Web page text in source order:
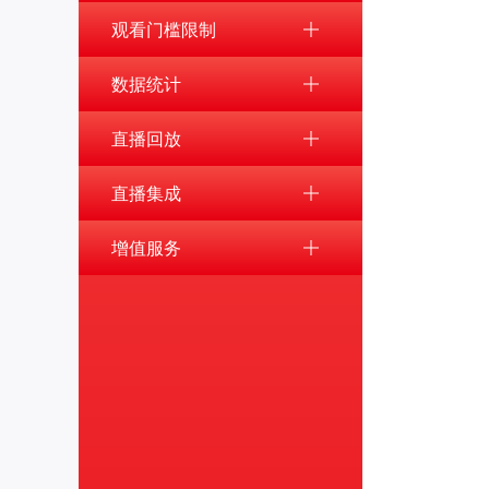
观看门槛限制
数据统计
直播回放
直播集成
增值服务